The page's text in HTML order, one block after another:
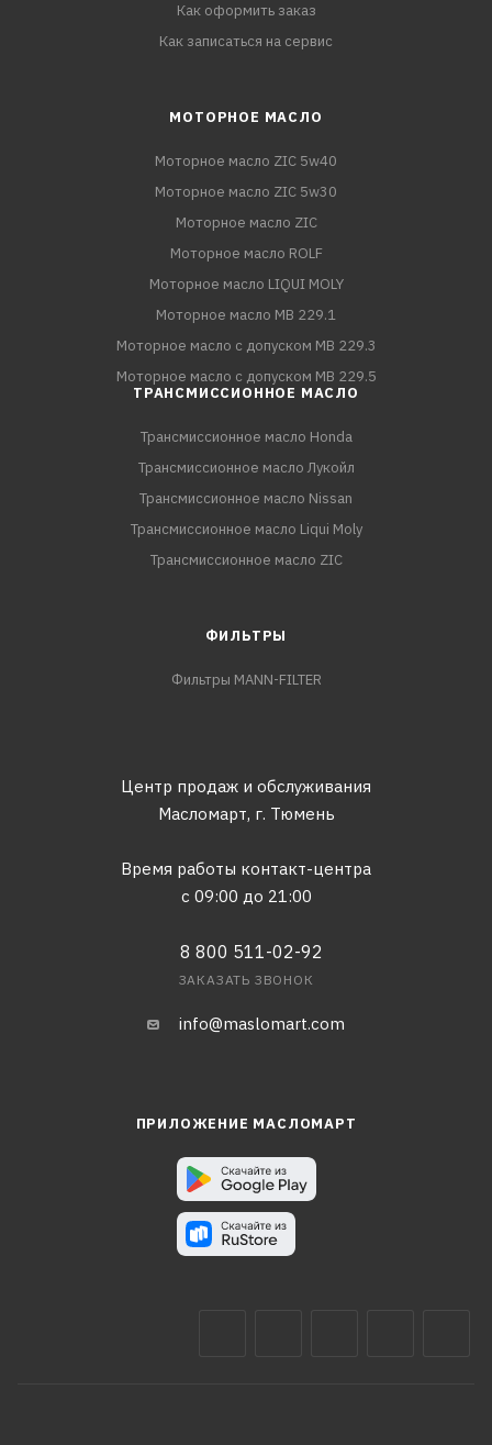
Как оформить заказ
Как записаться на сервис
МОТОРНОЕ МАСЛО
Моторное масло ZIC 5w40
Моторное масло ZIC 5w30
Моторное масло ZIC
Моторное масло ROLF
Моторное масло LIQUI MOLY
Моторное масло MB 229.1
Моторное масло с допуском MB 229.3
Моторное масло с допуском MB 229.5
ТРАНСМИССИОННОЕ МАСЛО
Трансмиссионное масло Honda
Трансмиссионное масло Лукойл
Трансмиссионное масло Nissan
Трансмиссионное масло Liqui Moly
Трансмиссионное масло ZIC
ФИЛЬТРЫ
Фильтры MANN-FILTER
Центр продаж и обслуживания
Масломарт, г. Тюмень
Время работы контакт-центра
с 09:00 до 21:00
8 800 511-02-92
ЗАКАЗАТЬ ЗВОНОК
info@maslomart.com
ПРИЛОЖЕНИЕ МАСЛОМАРТ